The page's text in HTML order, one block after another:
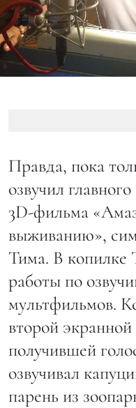
Правда, пока
озвучил
3D-фильма
выживанию»,
Тима. В копилке
работы по
мультфильмов.
второй экранной
получившей
озвучивал
парень из